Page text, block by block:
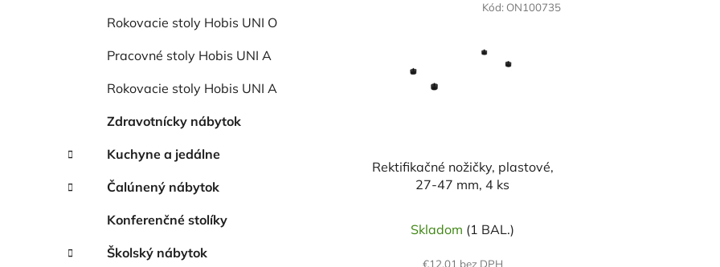
Rokovacie stoly Hobis UNI O
Pracovné stoly Hobis UNI A
Rokovacie stoly Hobis UNI A
Zdravotnícky nábytok
Kuchyne a jedálne
Čalúnený nábytok
Konferenčné stolíky
Školský nábytok
Rektifikačné nožičky, plastové,
27-47 mm, 4 ks
Skladom (1 BAL.)
€12,01 bez DPH
Kód: ON100735